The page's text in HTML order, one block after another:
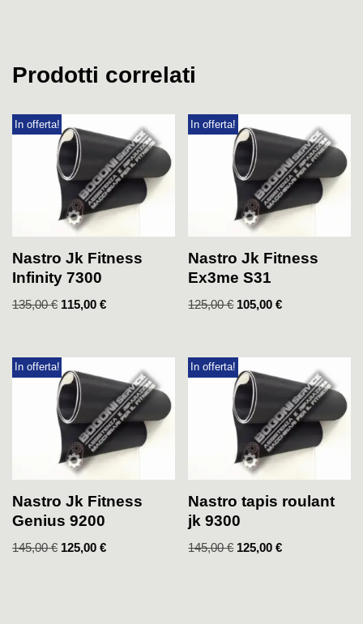
Prodotti correlati
In offerta!
Nastro Jk Fitness
Infinity 7300
135,00€ 115,00 €
In offerta!
Nastro Jk Fitness
Ex3me S31
125,00€ 105,00€
In offerta!
Nastro Jk Fitness
Genius 9200
145,00€ 125,00 €
In offerta!
Nastro tapis roulant
jk 9300
145,00€ 125,00€